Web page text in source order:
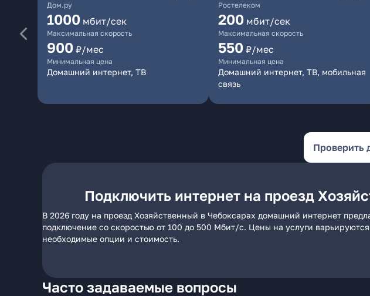
Дом.ру
1000 мбит/сек
Максимальная скорость
900 ₽/мес
Минимальная цена
Домашний интернет, ТВ
Ростелеком
200 мбит/сек
Максимальная скорость
550 ₽/мес
Минимальная цена
Домашний интернет, ТВ, мобильная
связь
Проверить
Подключить интернет на проезд
В 2026 году на проезд Хозяйственный в Чебоксарах домашний интернет
подключение со скоростью от 100 до 500 Мбит/с. Цены на услуги
необходимые опции и стоимость.
Часто задаваемые вопросы